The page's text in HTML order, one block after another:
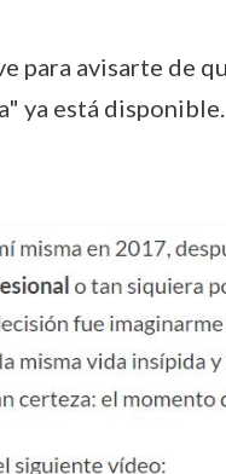
para avisarte de
ya está